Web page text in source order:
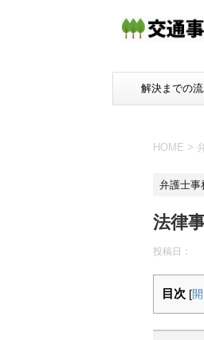
解決までの
HOME >
弁護士事
法律
投稿日：
目次 [開